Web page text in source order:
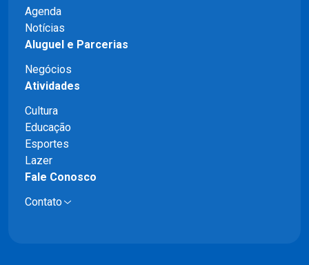
Agenda
Notícias
Aluguel e Parcerias
Negócios
Atividades
Cultura
Educação
Esportes
Lazer
Fale Conosco
Contato